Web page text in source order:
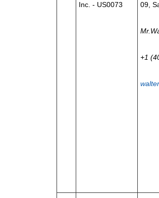
Inc. - US0073
09,
+1